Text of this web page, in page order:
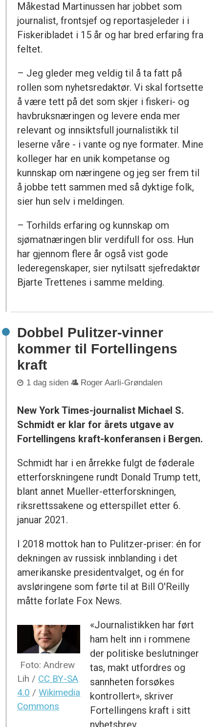
Måkestad Martinussen har jobbet som
journalist, frontsjef og reportasjeleder i i
Fiskeribladet i 15 år og har bred erfaring fra
feltet.
– Jeg gleder meg veldig til å ta fatt på
rollen som nyhetsredaktør. Vi skal fortsette
å være tett på det som skjer i fiskeri- og
havbruksnæringen og levere enda mer
relevant og innsiktsfull journalistikk til
leserne våre - i vante og nye formater. Mine
kolleger har en unik kompetanse og
kunnskap om næringene og jeg ser frem til
å jobbe tett sammen med så dyktige folk,
sier hun selv i meldingen.
– Torhilds erfaring og kunnskap om
sjømatnæringen blir verdifull for oss. Hun
har gjennom flere år også vist gode
lederegenskaper, sier nytilsatt sjefredaktør
Bjarte Trettenes i samme melding.
Dobbel Pulitzer-vinner
kommer til Fortellingens
kraft
1 dag siden Roger Aarli-Grøndalen
New York Times-journalist Michael S.
Schmidt er klar for årets utgave av
Fortellingens kraft-konferansen i Bergen.
Schmidt har i en årrekke fulgt de føderale
etterforskningene rundt Donald Trump tett,
blant annet Mueller-etterforskningen,
riksrettssakene og etterspillet etter 6.
januar 2021.
I 2018 mottok han to Pulitzer-priser: én for
dekningen av russisk innblanding i det
amerikanske presidentvalget, og én for
avsløringene som førte til at Bill O'Reilly
måtte forlate Fox News.
Foto: Andrew
Lih / CC BY-SA
4.0 /Wikimedia
Commons
«Journalistikken har ført
ham helt inn i rommene
der politiske beslutninger
tas, makt utfordres og
sannheten forsøkes
kontrollert», skriver
Fortellingens kraft i sitt
nyhetsbrev.